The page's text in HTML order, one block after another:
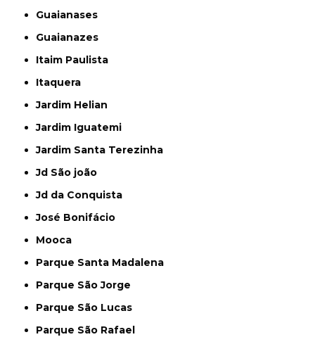
Guaianases
Guaianazes
Itaim Paulista
Itaquera
Jardim Helian
Jardim Iguatemi
Jardim Santa Terezinha
Jd São joão
Jd da Conquista
José Bonifácio
Mooca
Parque Santa Madalena
Parque São Jorge
Parque São Lucas
Parque São Rafael